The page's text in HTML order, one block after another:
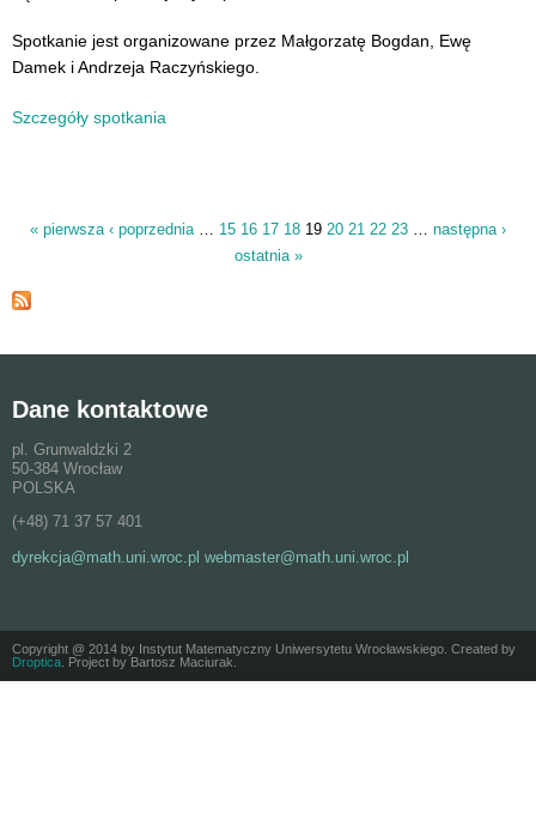
Spotkanie jest organizowane przez Małgorzatę Bogdan, Ewę
Damek i Andrzeja Raczyńskiego.
Szczegóły spotkania
« pierwsza ‹ poprzednia 15 16 17 18 19 20 21 22 23
następna ›
ostatnia »
Dane kontaktowe
pl. Grunwaldzki 2
50-384 Wrocław
POLSKA
(+48) 71 37 57 401
dyrekcja@math.uni.wroc.pl webmaster@math.uni.wroc.pl
Copyright @ 2014 by Instytut Matematyczny Uniwersytetu Wrocławskiego. Created by
Droptica . Project by Bartosz Maciurak.